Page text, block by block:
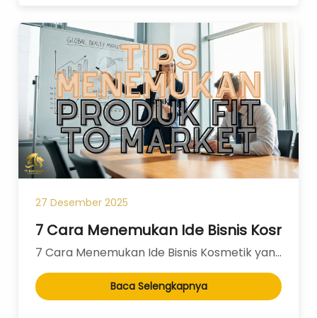
27 Desember 2025
7 Cara Menemukan Ide Bisnis
7 Cara Menemukan Ide Bisnis Kosmetik yang 'Fit to Market': Rahasia Konsultan BisnisDi meja konsultas...
Baca Selengkapnya